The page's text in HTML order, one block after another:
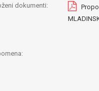
dokumenti: